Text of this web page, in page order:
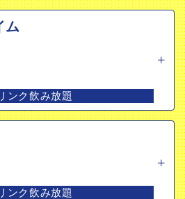
ンク飲み放題
ータイム
ム
ンク飲み放題
ンク飲み放題